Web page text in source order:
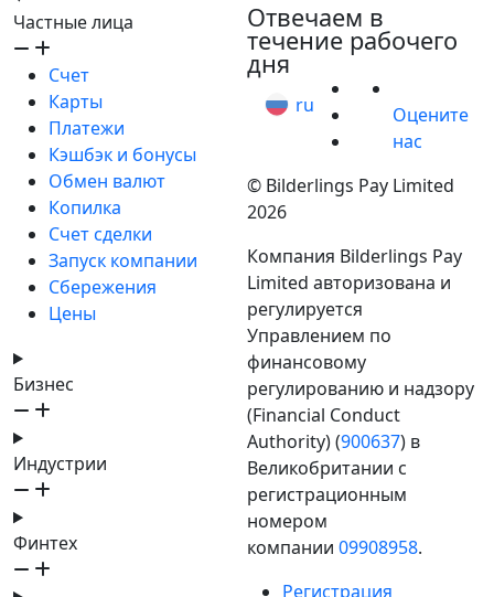
Частные лица
Счет
Карты
Платежи
Кэшбэк и бонусы
Обмен валют
Копилка
Счет сделки
Запуск компании
Сбережения
Цены
Бизнес
Индустрии
Финтех
Отвечаем в
течение рабочего
дня
ru
Оцените
нас
© Bilderlings Pay Limited
2026
Компания Bilderlings Pay
Limited авторизована и
регулируется
Управлением по
финансовому
регулированию и надзору
(Financial Conduct
Authority) (900637) в
Великобритании с
регистрационным
номером
компании 09908958.
Регистрация